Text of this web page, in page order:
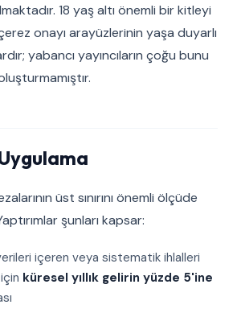
18 yaş altı önemli bir kitleyi
onayı arayüzlerinin yaşa duyarlı
yabancı yayıncıların çoğu bunu
üst sınırını önemli ölçüde
şunları kapsar:
içeren veya sistematik ihlalleri
küresel yıllık gelirin yüzde 5'ine